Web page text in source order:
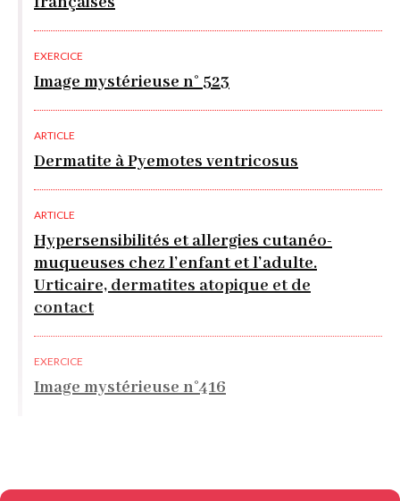
EXERCICE
Image mystérieuse n° 523
ARTICLE
Dermatite à Pyemotes ventricosus
ARTICLE
Hypersensibilités et allergies cutanéo-
muqueuses chez l’enfant et l’adulte.
Urticaire, dermatites atopique et de
contact
EXERCICE
Image mystérieuse n°416